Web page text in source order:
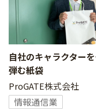
自社のキャラクター
弾む紙袋
ProGATE株式会社
情報通信業